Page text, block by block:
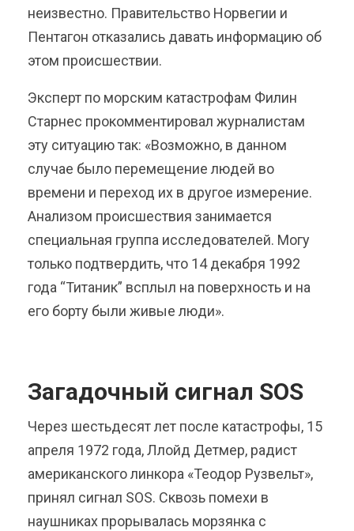
неизвестно. Правительство Норвегии и
Пентагон отказались давать информацию об
этом происшествии.
Эксперт по морским катастрофам Филин
Старнес прокомментировал журналистам
эту ситуацию так: «Возможно, в данном
случае было перемещение людей во
времени и переход их в другое измерение.
Анализом происшествия занимается
специальная группа исследователей. Могу
только подтвердить, что 14 декабря 1992
года “Титаник” всплыл на поверхность и на
его борту были живые люди».
Загадочный сигнал SOS
Через шестьдесят лет после катастрофы, 15
апреля 1972 года, Ллойд Детмер, радист
американского линкора «Теодор Рузвельт»,
принял сигнал SOS. Сквозь помехи в
наушниках прорывалась морзянка с